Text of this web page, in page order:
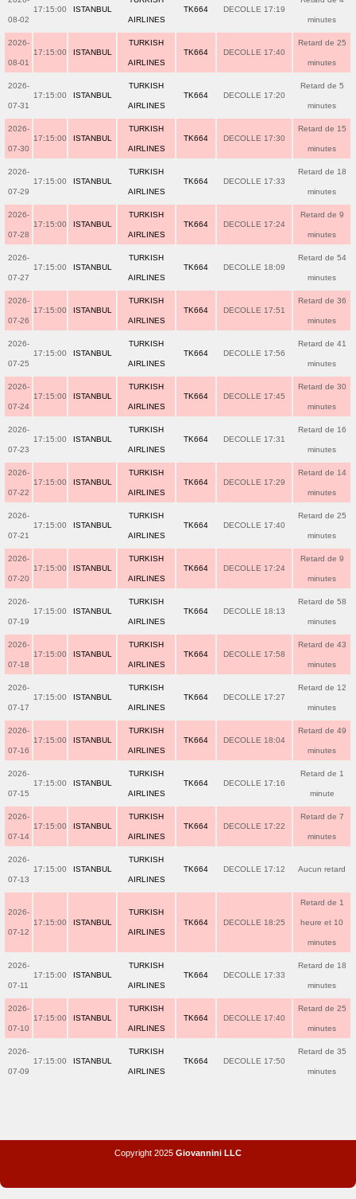
08-02
17:15:00 ISTANBUL
AIRLINES
TK664 DECOLLE 17:19
minutes
2026-
08-01
17:15:00 ISTANBUL
TURKISH
AIRLINES
TK664 DECOLLE 17:40
Retard de 25
minutes
2026-
07-31
17:15:00 ISTANBUL
TURKISH
AIRLINES
TK664 DECOLLE 17:20
Retard de 5
minutes
2026-
07-30
17:15:00 ISTANBUL
TURKISH
AIRLINES
TK664 DECOLLE 17:30
Retard de 15
minutes
2026-
07-29
17:15:00 ISTANBUL
TURKISH
AIRLINES
TK664 DECOLLE 17:33
Retard de 18
minutes
2026-
07-28
17:15:00 ISTANBUL
TURKISH
AIRLINES
TK664 DECOLLE 17:24
Retard de 9
minutes
2026-
07-27
17:15:00 ISTANBUL
TURKISH
AIRLINES
TK664 DECOLLE 18:09
Retard de 54
minutes
2026-
07-26
17:15:00 ISTANBUL
TURKISH
AIRLINES
TK664 DECOLLE 17:51
Retard de 36
minutes
2026-
07-25
17:15:00 ISTANBUL
TURKISH
AIRLINES
TK664 DECOLLE 17:56
Retard de 41
minutes
2026-
07-24
17:15:00 ISTANBUL
TURKISH
AIRLINES
TK664 DECOLLE 17:45
Retard de 30
minutes
2026-
07-23
17:15:00 ISTANBUL
TURKISH
AIRLINES
TK664 DECOLLE 17:31
Retard de 16
minutes
2026-
07-22
17:15:00 ISTANBUL
TURKISH
AIRLINES
TK664 DECOLLE 17:29
Retard de 14
minutes
2026-
07-21
17:15:00 ISTANBUL
TURKISH
AIRLINES
TK664 DECOLLE 17:40
Retard de 25
minutes
2026-
07-20
17:15:00 ISTANBUL
TURKISH
AIRLINES
TK664 DECOLLE 17:24
Retard de 9
minutes
2026-
07-19
17:15:00 ISTANBUL
TURKISH
AIRLINES
TK664 DECOLLE 18:13
Retard de 58
minutes
2026-
07-18
17:15:00 ISTANBUL
TURKISH
AIRLINES
TK664 DECOLLE 17:58
Retard de 43
minutes
2026-
07-17
17:15:00 ISTANBUL
TURKISH
AIRLINES
TK664 DECOLLE 17:27
Retard de 12
minutes
2026-
07-16
17:15:00 ISTANBUL
TURKISH
AIRLINES
TK664 DECOLLE 18:04
Retard de 49
minutes
2026-
07-15
17:15:00 ISTANBUL
TURKISH
AIRLINES
TK664 DECOLLE 17:16
Retard de 1
minute
2026-
07-14
17:15:00 ISTANBUL
TURKISH
AIRLINES
TK664 DECOLLE 17:22
Retard de 7
minutes
2026-
07-13
17:15:00 ISTANBUL
TURKISH
AIRLINES
TK664 DECOLLE 17:12 Aucun retard
2026-
07-12
17:15:00 ISTANBUL
TURKISH
AIRLINES
TK664 DECOLLE 18:25
Retard de 1
heure et 10
minutes
2026-
07-11
17:15:00 ISTANBUL
TURKISH
AIRLINES
TK664 DECOLLE 17:33
Retard de 18
minutes
2026-
07-10
17:15:00 ISTANBUL
TURKISH
AIRLINES
TK664 DECOLLE 17:40
Retard de 25
minutes
2026-
07-09
17:15:00 ISTANBUL
TURKISH
AIRLINES
TK664 DECOLLE 17:50
Retard de 35
minutes
Copyright 2025 Giovannini LLC